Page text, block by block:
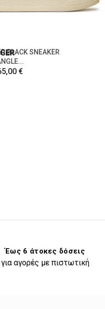
BLACK SNEAKER
€
Έως 6 άτοκες δόσεις
για αγορές με πιστωτική